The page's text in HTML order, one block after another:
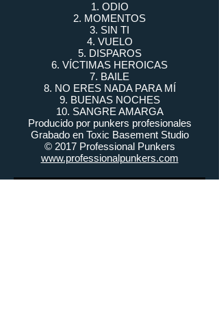
1. ODIO
2. MOMENTOS
3. SIN TI
4. VUELO
5. DISPAROS
6. VÍCTIMAS HEROICAS
7. BAILE
8. NO ERES NADA PARA MÍ
9. BUENAS NOCHES
10. SANGRE AMARGA
Producido por punkers profesionales
Grabado en Toxic Basement Studio
© 2017 Professional Punkers
www.professionalpunkers.com